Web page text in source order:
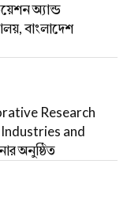
অ্যান্ড
বাংলাদেশ
Research
and
অনুষ্ঠিত